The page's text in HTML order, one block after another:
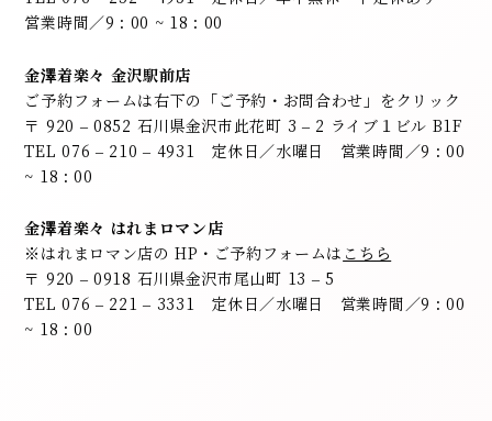
営業時間／9 : 00 ~ 18 : 00
金澤着楽々 金沢駅前店
ご予約フォームは右下の「ご予約・お問合わせ」をクリック
〒 920 – 0852 石川県金沢市此花町 3 – 2 ライブ１ビル B1F
TEL 076 – 210 – 4931 定休日／水曜日 営業時間／9 : 00
~ 18 : 00
金澤着楽々 はれまロマン店
※はれまロマン店の HP・ご予約フォームは こちら
〒 920 – 0918 石川県金沢市尾山町 13 – 5
TEL 076 – 221 – 3331 定休日／水曜日 営業時間／9 : 00
~ 18 : 00